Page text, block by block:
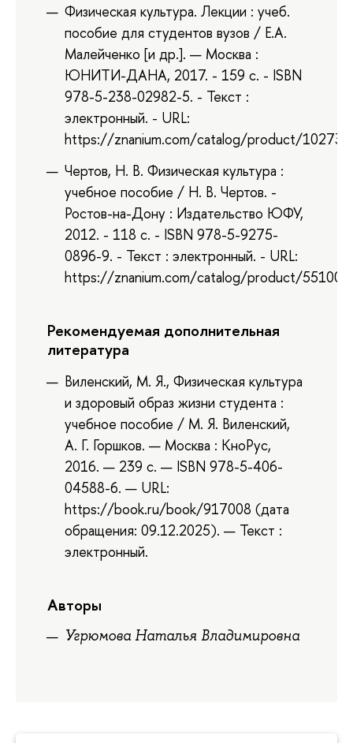
Физическая культура. Лекции : учеб.
пособие для студентов вузов / Е.А.
Малейченко [и др.]. — Москва :
ЮНИТИ-ДАНА, 2017. - 159 с. - ISBN
978-5-238-02982-5. - Текст :
электронный. - URL:
https://znanium.com/catalog/product/
Чертов, Н. В. Физическая культура :
учебное пособие / Н. В. Чертов. -
Ростов-на-Дону : Издательство ЮФУ,
2012. - 118 с. - ISBN 978-5-9275-
0896-9. - Текст : электронный. - URL:
https://znanium.com/catalog/product/551007
Рекомендуемая дополнительная
литература
Виленский, М. Я., Физическая культура
и здоровый образ жизни студента :
учебное пособие / М. Я. Виленский,
А. Г. Горшков. — Москва : КноРус,
2016. — 239 с. — ISBN 978-5-406-
04588-6. — URL:
https://book.ru/book/917008 (дата
обращения: 09.12.2025). — Текст :
электронный.
Авторы
Угрюмова Наталья Владимировна